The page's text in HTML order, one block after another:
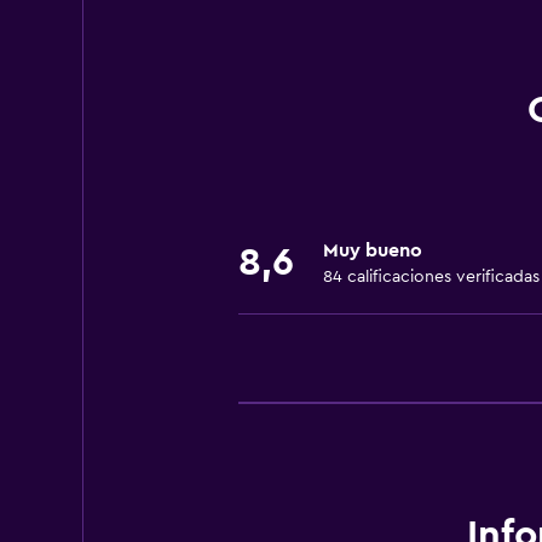
Calefacción
Toallas
8,6 Muy bueno
84 calificaciones verificadas